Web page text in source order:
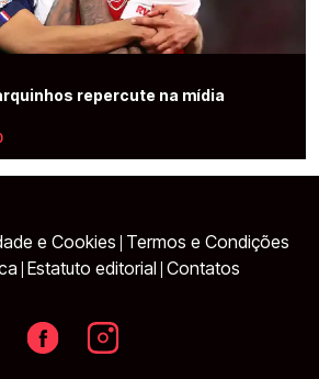
repercute na mídia
e Cookies Termos e Condições
Estatuto editorial Contatos